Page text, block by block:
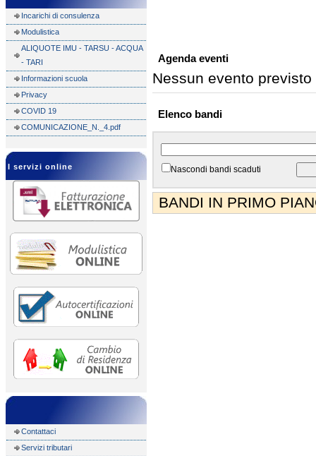
Agenda eventi
Nessun evento previsto
Elenco bandi
Nascondi bandi scaduti
BANDI IN PRIMO
Incarichi di consulenza
Modulistica
ALIQUOTE IMU - TARSU - ACQUA
- TARI
Informazioni scuola
Privacy
COVID 19
COMUNICAZIONE_N._4.pdf
I servizi online
Contattaci
Servizi tributari